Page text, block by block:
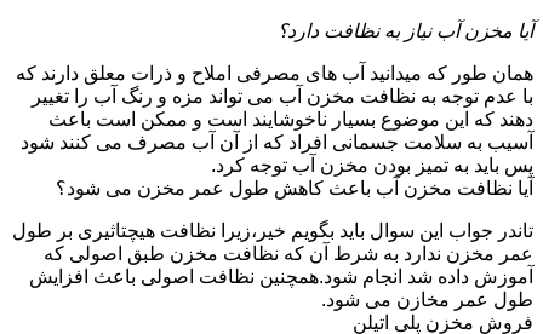
آیا مخزن آب نیاز به نظافت دارد؟
همان طور که میدانید آب های مصرفی املاح و ذرات معلق دارند که
با عدم توجه به نظافت مخزن آب می تواند مزه و رنگ آب را تغییر
دهند که این موضوع بسیار ناخوشایند است و ممکن است باعث
آسیب به سلامت جسمانی افراد که از آن آب مصرف می کنند شود
پس باید به تمیز بودن مخزن آب توجه کرد.
آیا نظافت مخزن آب باعث کاهش طول عمر مخزن می شود؟
تاندر جواب این سوال باید بگویم خیر،زیرا نظافت هیچتاثیری بر طول
عمر مخزن ندارد به شرط آن که نظافت مخزن طبق اصولی که
آموزش داده شد انجام شود.همچنین نظافت اصولی باعث افزایش
طول عمر مخازن می شود.
فروش مخزن پلی اتیلن